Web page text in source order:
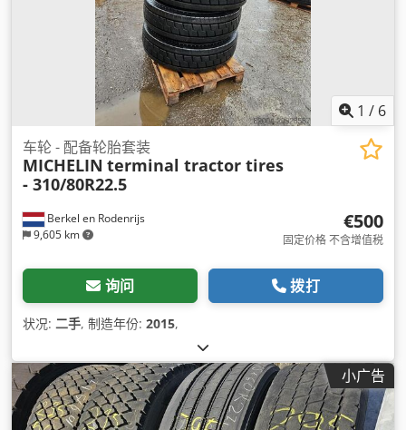
1 / 6
Berkel en Rodenrijs
9,605 km
车轮 - 配备轮胎套装
MICHELIN terminal tractor tires
- 310/80R22.5
€500
固定价格 不含增值税
询问 拨打
状况: 二手, 制造年份: 2015,
小广告